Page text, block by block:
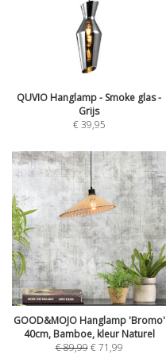
QUVIO Hanglamp - Smoke glas -
Grijs
€39,95
GOOD&MOJO Hanglamp 'Bromo'
40cm, Bamboe, kleur Naturel
€89,99 €71,99